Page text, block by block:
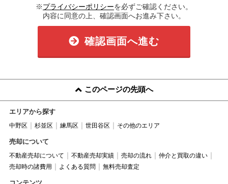
※プライバシーポリシーを必ずご確認ください。
内容に同意の上、確認画面へお進み下さい。
確認画面へ進む
このページの先頭へ
エリアから探す
中野区 杉並区 練馬区 世田谷区 その他のエリア
売却について
不動産売却について 不動産売却実績 売却の流れ
仲介と買取の違い
売却時の諸費用
よくある質問 無料売却査定